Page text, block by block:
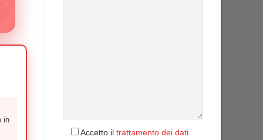
in
Accetto il trattamento dei dati